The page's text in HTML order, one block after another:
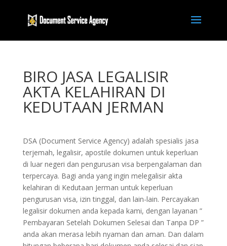
BIRO JASA LEGALISIR
AKTA KELAHIRAN DI
KEDUTAAN JERMAN
DSA (Document Service Agency) adalah spesialis jasa
terjemah, legalisir, apostile dokumen untuk keperluan
di luar negeri dan pengurusan visa berpengalaman dan
terpercaya. Bagi anda yang ingin melegalisir akta
kelahiran di Kedutaan Jerman untuk keperluan
pengurusan visa, izin tinggal, dan lain-lain. Percayakan
legalisir dokumen anda kepada kami, dengan layanan ”
Pembayaran Setelah Dokumen Selesai dan Tanpa DP ”
anda akan merasa lebih nyaman dan aman. Dan dalam